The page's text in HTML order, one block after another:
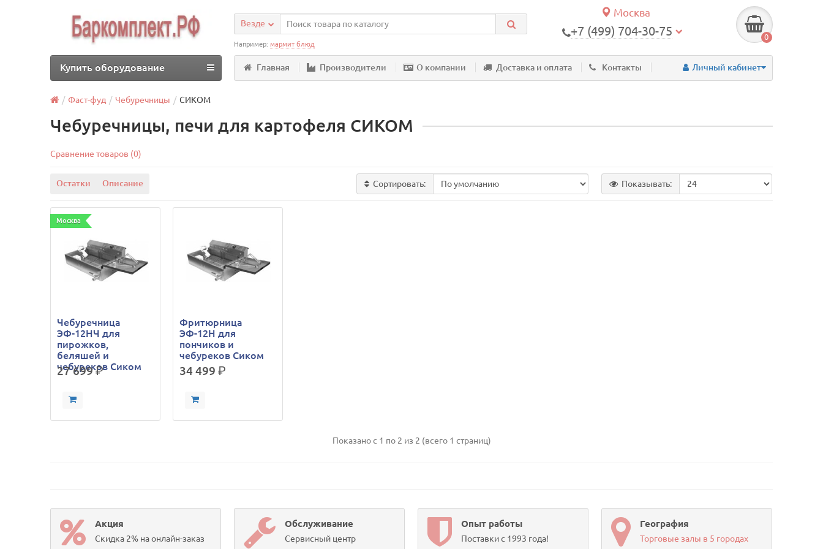
Москва
+7 (499) 704-30-75 0
Везде
Например:мармит блюд
Главная Производители О компании Доставка и оплата Контакты Личный кабинет
Купить оборудование
Фаст-фуд Чебуречницы СИКОМ
Чебуречницы, печи для картофеля СИКОМ
Сравнение товаров (0)
Остатки Описание Сортировать: Показывать:
Москва
Чебуречница
ЭФ-12НЧ для
пирожков,
беляшей и
чебуреков Сиком
27 699р.
Фритюрница
ЭФ-12Н для
пончиков и
чебуреков Сиком
34 499р.
Показано с 1 по 2 из 2 (всего 1 страниц)
Акция
Скидка 2% на онлайн-заказ
Обслуживание
Сервисный центр
Опыт работы
Поставки с 1993 года!
География
Торговые залы в 5 городах